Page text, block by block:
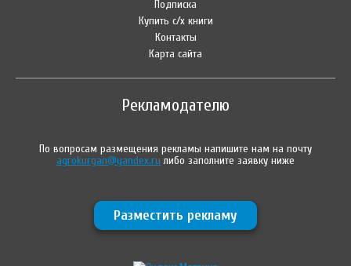
Подписка
Купить с/х книги
Контакты
Карта сайта
Рекламодателю
По вопросам размещения рекламы напишите нам на почту
agrokurgan@yandex.ru либо заполните заявку ниже
Разместить рекламу